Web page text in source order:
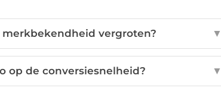
vergroten? ▼
op de conversiesnelheid? ▼